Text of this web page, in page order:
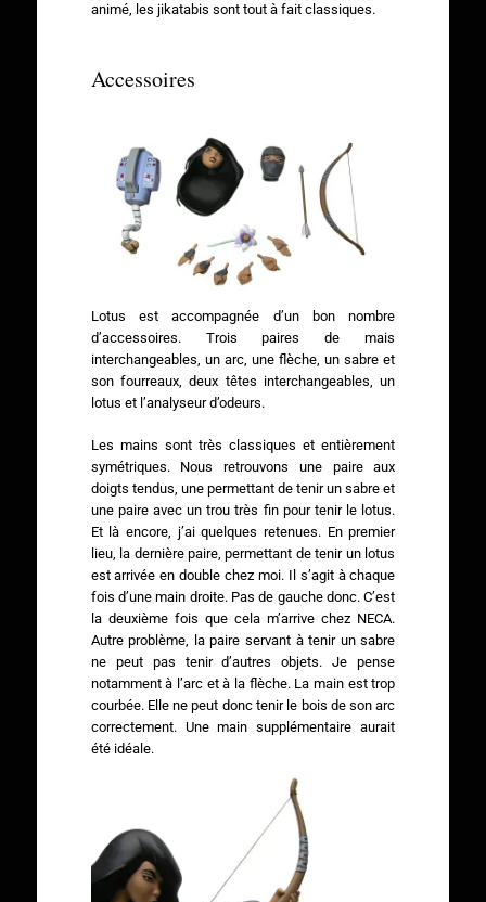
animé, les jikatabis sont tout à fait classiques.
Accessoires
Lotus est accompagnée d’un bon nombre
d’accessoires. Trois paires de mais
interchangeables, un arc, une flèche, un sabre et
son fourreaux, deux têtes interchangeables, un
lotus et l’analyseur d’odeurs.
Les mains sont très classiques et entièrement
symétriques. Nous retrouvons une paire aux
doigts tendus, une permettant de tenir un sabre et
une paire avec un trou très fin pour tenir le lotus.
Et là encore, j’ai quelques retenues. En premier
lieu, la dernière paire, permettant de tenir un lotus
est arrivée en double chez moi. Il s’agit à chaque
fois d’une main droite. Pas de gauche donc. C’est
la deuxième fois que cela m’arrive chez NECA.
Autre problème, la paire servant à tenir un sabre
ne peut pas tenir d’autres objets. Je pense
notamment à l’arc et à la flèche. La main est trop
courbée. Elle ne peut donc tenir le bois de son arc
correctement. Une main supplémentaire aurait
été idéale.